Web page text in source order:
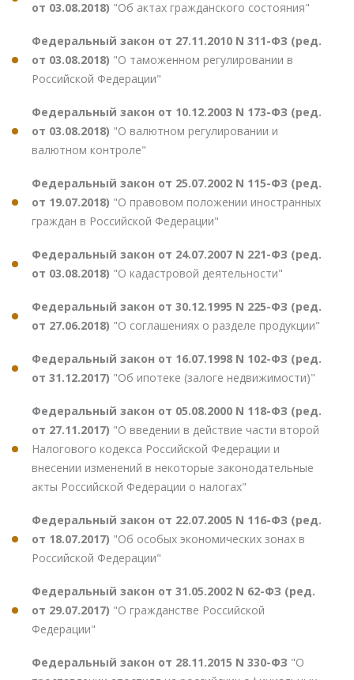
от 03.08.2018) "Об актах гражданского состояния"
Федеральный закон от 27.11.2010 N 311-ФЗ (ред.
от 03.08.2018) "О таможенном регулировании в
Российской Федерации"
Федеральный закон от 10.12.2003 N 173-ФЗ (ред.
от 03.08.2018) "О валютном регулировании и
валютном контроле"
Федеральный закон от 25.07.2002 N 115-ФЗ (ред.
от 19.07.2018) "О правовом положении иностранных
граждан в Российской Федерации"
Федеральный закон от 24.07.2007 N 221-ФЗ (ред.
от 03.08.2018) "О кадастровой деятельности"
Федеральный закон от 30.12.1995 N 225-ФЗ (ред.
от 27.06.2018) "О соглашениях о разделе продукции"
Федеральный закон от 16.07.1998 N 102-ФЗ (ред.
от 31.12.2017) "Об ипотеке (залоге недвижимости)"
Федеральный закон от 05.08.2000 N 118-ФЗ (ред.
от 27.11.2017) "О введении в действие части второй
Налогового кодекса Российской Федерации и
внесении изменений в некоторые законодательные
акты Российской Федерации о налогах"
Федеральный закон от 22.07.2005 N 116-ФЗ (ред.
от 18.07.2017) "Об особых экономических зонах в
Российской Федерации"
Федеральный закон от 31.05.2002 N 62-ФЗ (ред.
от 29.07.2017) "О гражданстве Российской
Федерации"
Федеральный закон от 28.11.2015 N 330-ФЗ "О